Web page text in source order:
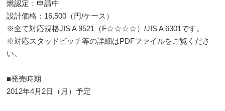
燃認定：申請中
設計価格：16,500（円/ケース）
※全て対応規格JIS A 9521（F☆☆☆☆）/JIS A 6301です。
※対応スタッドピッチ等の詳細はPDFファイルをご覧くださ
い。
■発売時期
2012年4月2日（月）予定